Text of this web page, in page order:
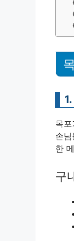
목
손
한
구